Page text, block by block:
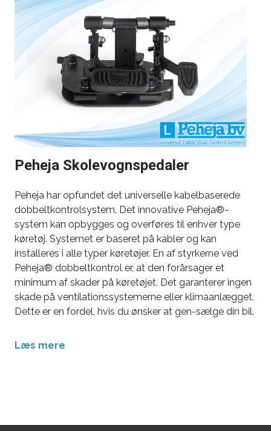
Peheja Skolevognspedaler
Peheja har opfundet det universelle kabelbaserede
dobbeltkontrolsystem. Det innovative Peheja®-
system kan opbygges og overføres til enhver type
køretøj. Systemet er baseret på kabler og kan
installeres i alle typer køretøjer. En af styrkerne ved
Peheja® dobbeltkontrol er, at den forårsager et
minimum af skader på køretøjet. Det garanterer ingen
skade på ventilationssystemerne eller klimaanlægget.
Dette er en fordel, hvis du ønsker at gen-sælge din bil.
Læs mere